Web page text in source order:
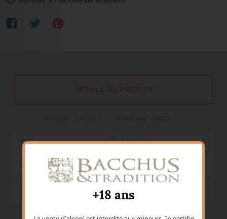
DÉTAILS DU PRODUIT
LEDAIG 6020
Pays Ecosse
Teneur en Alcool entre 45 % et 49,9%
+18 ans